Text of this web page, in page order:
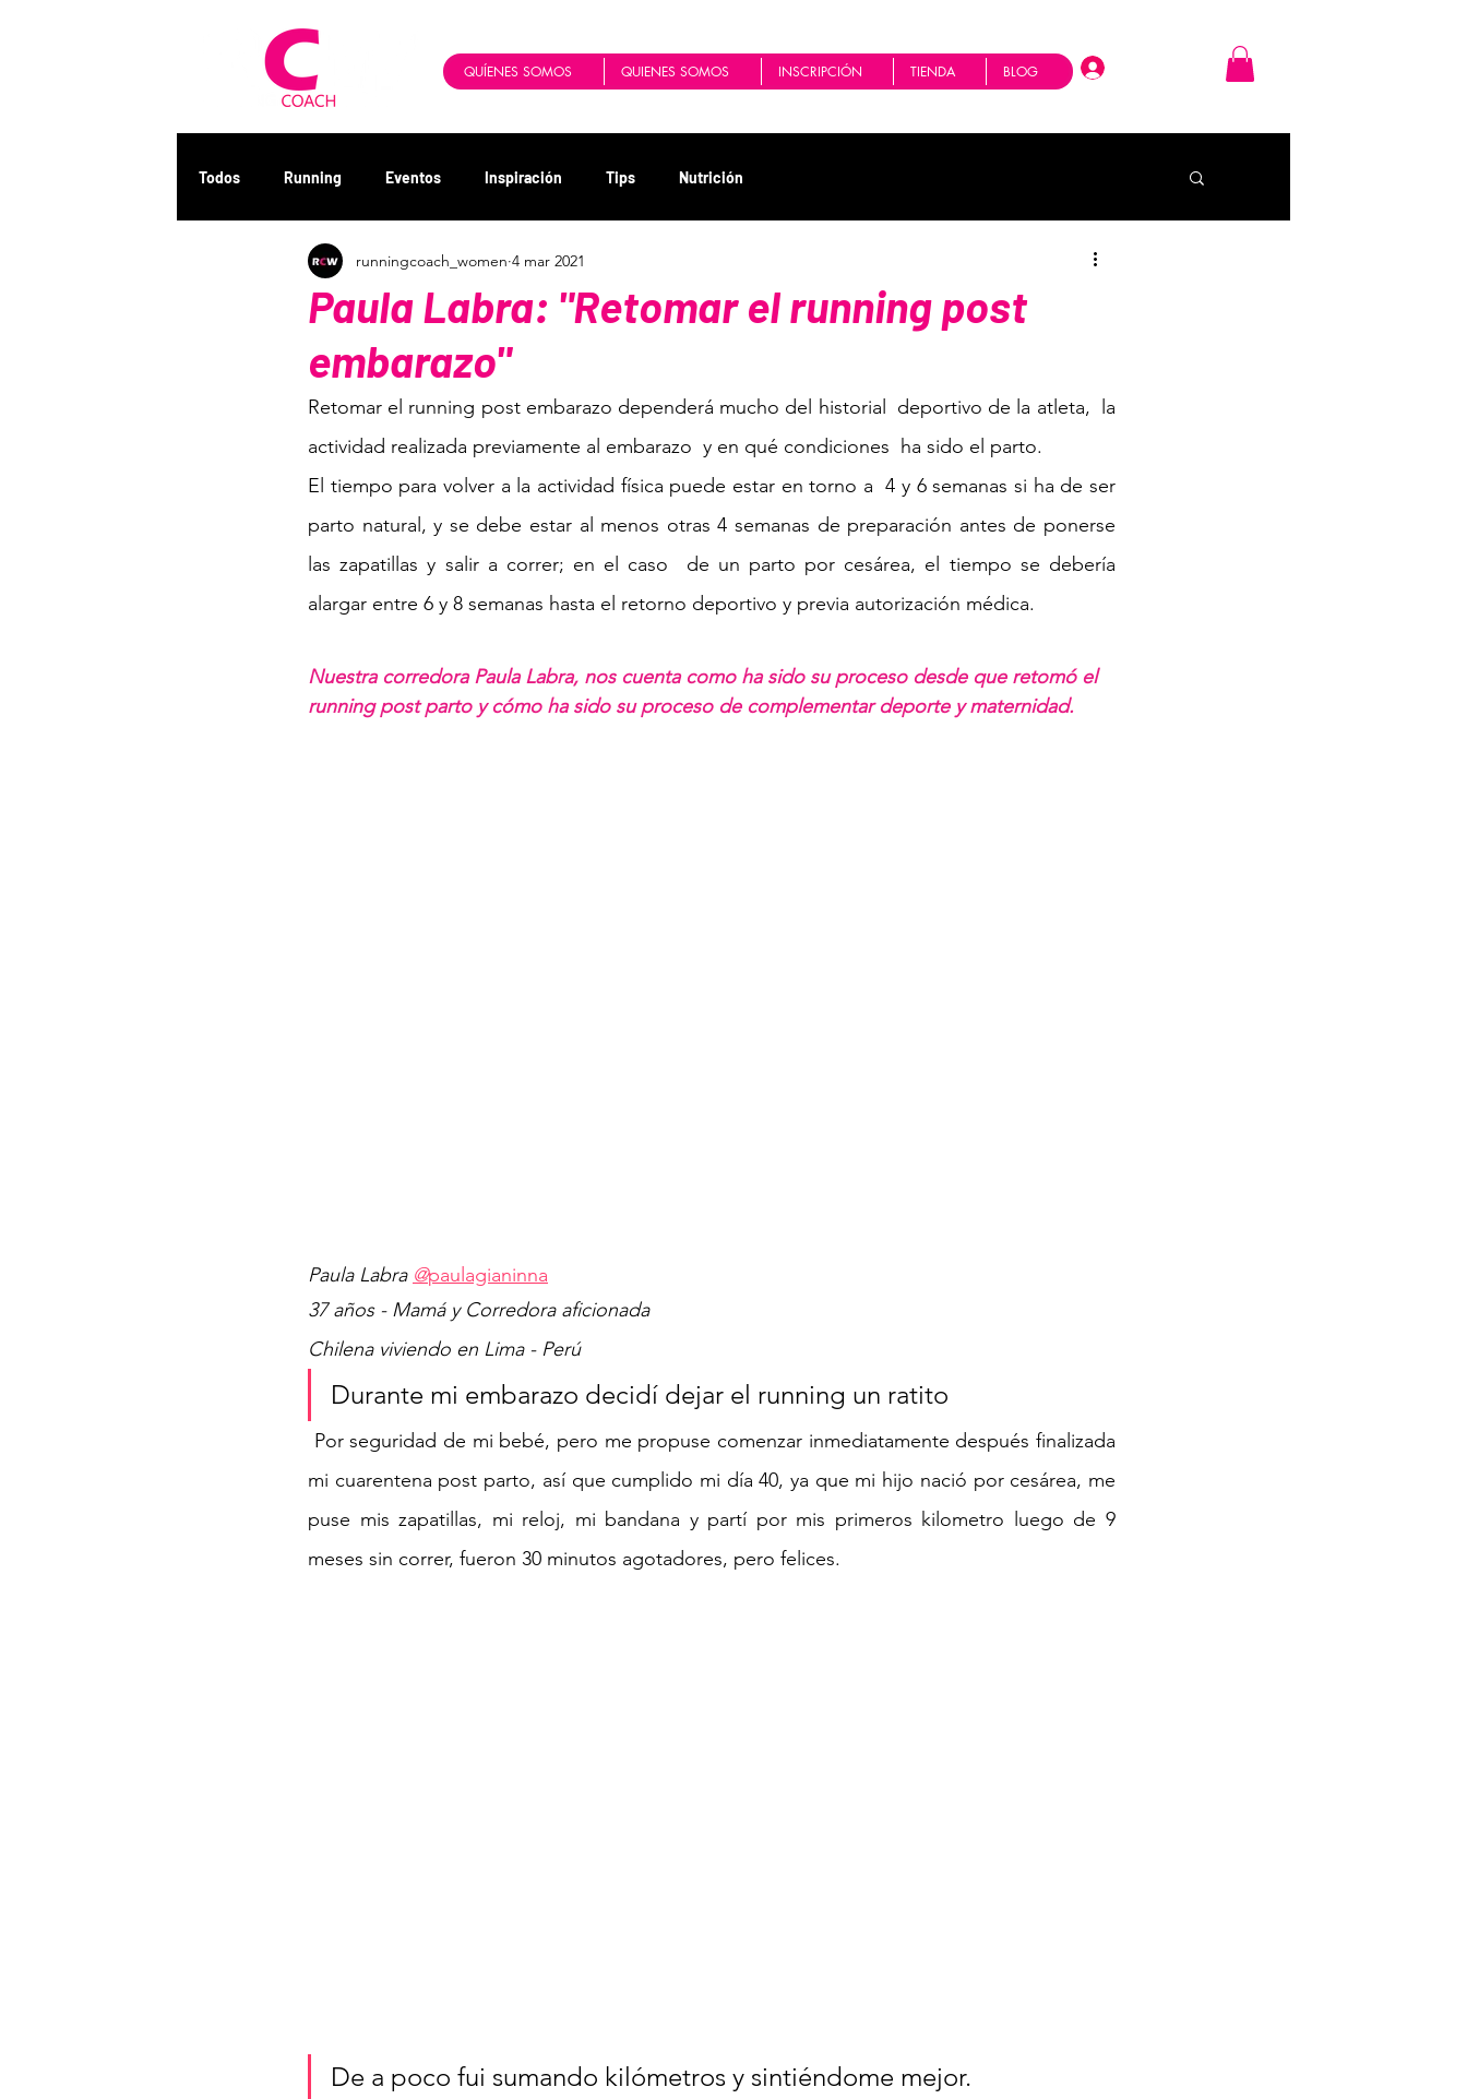
QUÍENES SOMOS QUIENES SOMOS INSCRIPCIÓN TIENDA BLOG
Todos Running Eventos Inspiración Tips Nutrición
Paula Labra: "Retomar el running post
embarazo"
runningcoach_women 4 mar 2021
Retomar el running post embarazo dependerá mucho del historial  deportivo de la atleta,  la
actividad realizada previamente al embarazo  y en qué condiciones  ha sido el parto.
El tiempo para volver a la actividad física puede estar en torno a  4 y 6 semanas si ha de ser
parto natural, y se debe estar al menos otras 4 semanas de preparación antes de ponerse
las zapatillas y salir a correr; en el caso  de un parto por cesárea, el tiempo se debería
alargar entre 6 y 8 semanas hasta el retorno deportivo y previa autorización médica.
Nuestra corredora Paula Labra, nos cuenta como ha sido su proceso desde que retomó el
running post parto y cómo ha sido su proceso de complementar deporte y maternidad.
Paula Labra @paulagianinna
37 años - Mamá y Corredora aficionada
Chilena viviendo en Lima - Perú
Durante mi embarazo decidí dejar el running un ratito
mi cuarentena post parto, así que cumplido mi día 40, ya que mi hijo nació por cesárea, me
puse mis zapatillas, mi reloj, mi bandana y partí por mis primeros kilometro luego de 9
meses sin correr, fueron 30 minutos agotadores, pero felices.
De a poco fui sumando kilómetros y sintiéndome mejor.